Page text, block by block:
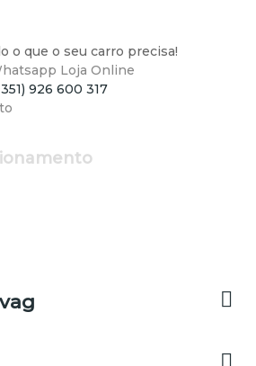
o que o seu carro precisa!
Loja Online
926 600 317

